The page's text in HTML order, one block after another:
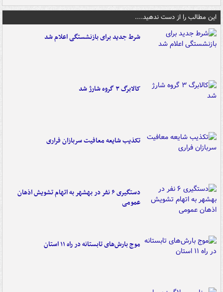
این مطالب را از دست ندهید....
شرط جدید برای بازنشستگی اعلام شد
کالابرگ ۳ گروه شارژ شد
تکذیب شایعه معافیت سربازان فراری
دستگیری ۶ نفر در بهشهر به اتهام تشویش اذهان
عمومی
موج بارش‌های تابستانه در راه ۱۱ استان